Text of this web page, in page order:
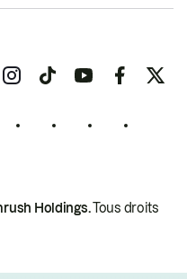
Holdings.Tous droits